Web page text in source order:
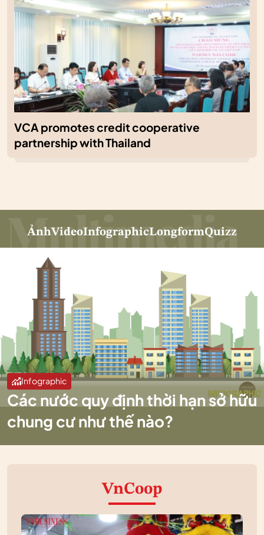
VCA promotes credit cooperative
partnership with Thailand
ẢnhVideoInfographicLongformQuizz
Infographic
Các nước quy định thời hạn sở hữu
chung cư như thế nào?
VnCoop